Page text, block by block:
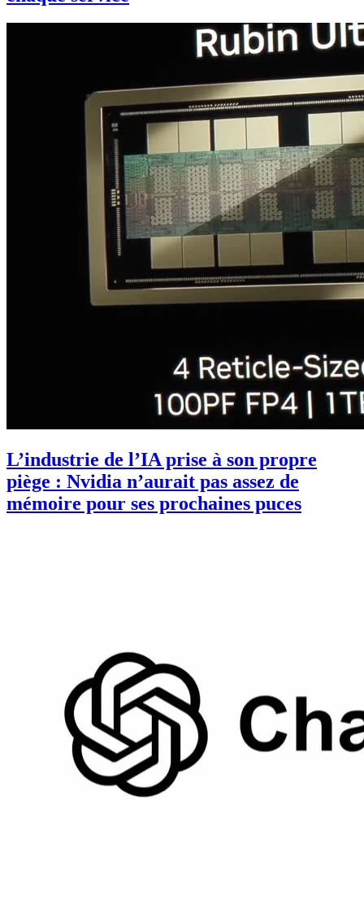
L’industrie de l’IA prise à son propre
piège : Nvidia n’aurait pas assez de
mémoire pour ses prochaines puces